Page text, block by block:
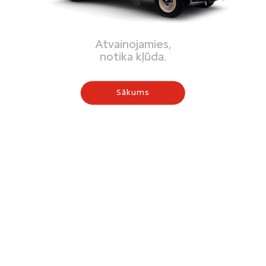
Atvainojamies,
notika kļūda.
Sākums